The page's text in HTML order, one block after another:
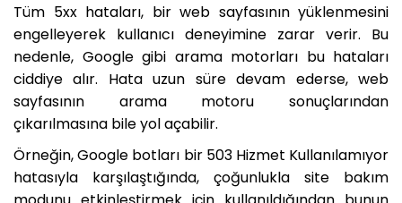
Tüm 5xx hataları, bir web sayfasının yüklenmesini
engelleyerek kullanıcı deneyimine zarar verir. Bu
nedenle, Google gibi arama motorları bu hataları
ciddiye alır. Hata uzun süre devam ederse, web
sayfasının arama motoru sonuçlarından
çıkarılmasına bile yol açabilir.
Örneğin, Google botları bir 503 Hizmet Kullanılamıyor
hatasıyla karşılaştığında, çoğunlukla site bakım